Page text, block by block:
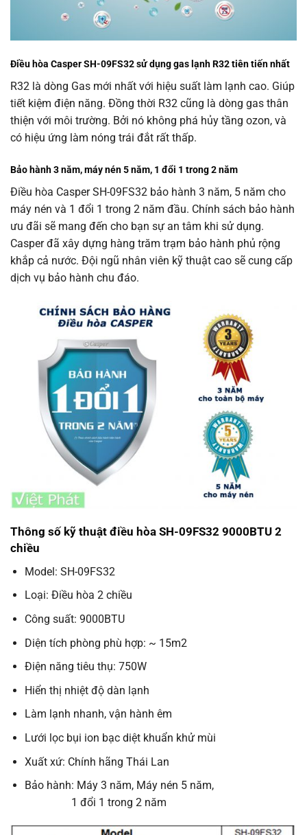
Điều hòa Casper SH-09FS32 sử dụng gas lạnh R32 tiên tiến nhất
R32 là dòng Gas mới nhất với hiệu suất làm lạnh cao. Giúp
tiết kiệm điện năng. Đồng thời R32 cũng là dòng gas thân
thiện với môi trường. Bởi nó không phá hủy tầng ozon, và
có hiệu ứng làm nóng trái đắt rất thấp.
Bảo hành 3 năm, máy nén 5 năm, 1 đổi 1 trong 2 năm
Điều hòa Casper SH-09FS32 bảo hành 3 năm, 5 năm cho
máy nén và 1 đổi 1 trong 2 năm đầu. Chính sách bảo hành
ưu đãi sẽ mang đến cho bạn sự an tâm khi sử dụng.
Casper đã xây dựng hàng trăm trạm bảo hành phủ rộng
khắp cả nước. Đội ngũ nhân viên kỹ thuật cao sẽ cung cấp
dịch vụ bảo hành chu đáo.
Thông số kỹ thuật điều hòa SH-09FS32 9000BTU 2
chiều
Model: SH-09FS32
Loại: Điều hòa 2 chiều
Công suất: 9000BTU
Diện tích phòng phù hợp: ~ 15m2
Điện năng tiêu thụ: 750W
Hiển thị nhiệt độ dàn lạnh
Làm lạnh nhanh, vận hành êm
Lưới lọc bụi ion bạc diệt khuẩn khử mùi
Xuất xứ: Chính hãng Thái Lan
Bảo hành: Máy 3 năm, Máy nén 5 năm,
1 đổi 1 trong 2 năm